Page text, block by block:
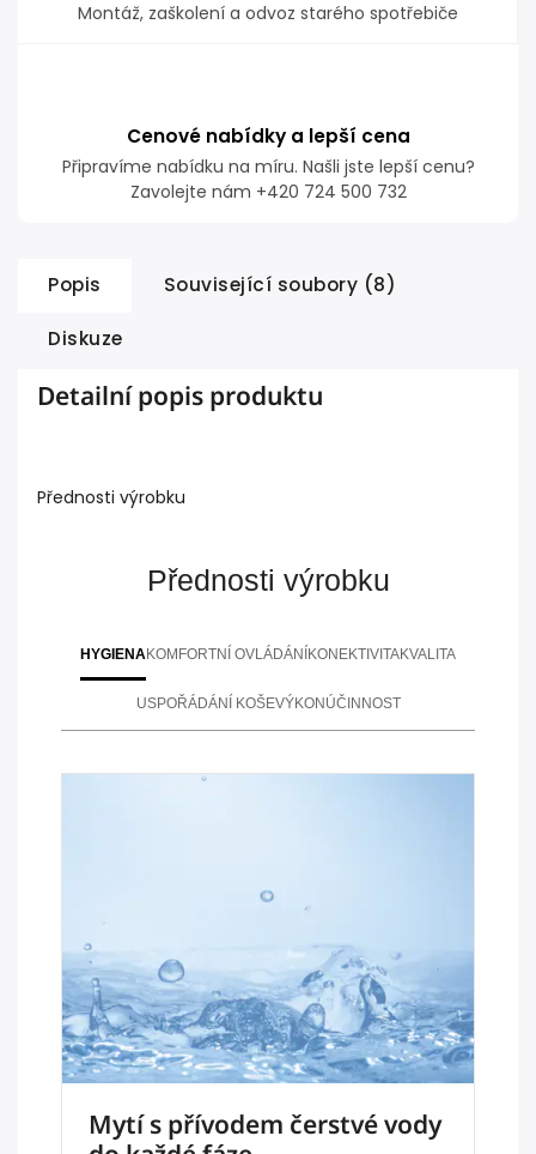
Montáž, zaškolení a odvoz starého spotřebiče
Cenové nabídky a lepší cena
Připravíme nabídku na míru. Našli jste lepší cenu?
Zavolejte nám +420 724 500 732
Popis Související soubory (8)
Diskuze
Detailní popis produktu
Přednosti výrobku
Přednosti výrobku
HYGIENAKOMFORTNÍ OVLÁDÁNÍ KONEKTIVITAKVALITA
USPOŘÁDÁNÍ KOŠEVÝKON ÚČINNOST
Mytí s přívodem čerstvé vody